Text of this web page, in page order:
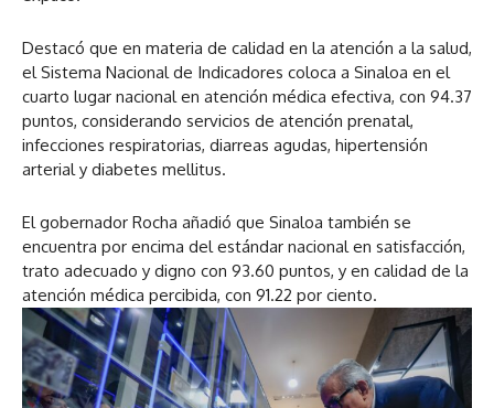
Destacó que en materia de calidad en la atención a la salud,
el Sistema Nacional de Indicadores coloca a Sinaloa en el
cuarto lugar nacional en atención médica efectiva, con 94.37
puntos, considerando servicios de atención prenatal,
infecciones respiratorias, diarreas agudas, hipertensión
arterial y diabetes mellitus.
El gobernador Rocha añadió que Sinaloa también se
encuentra por encima del estándar nacional en satisfacción,
trato adecuado y digno con 93.60 puntos, y en calidad de la
atención médica percibida, con 91.22 por ciento.